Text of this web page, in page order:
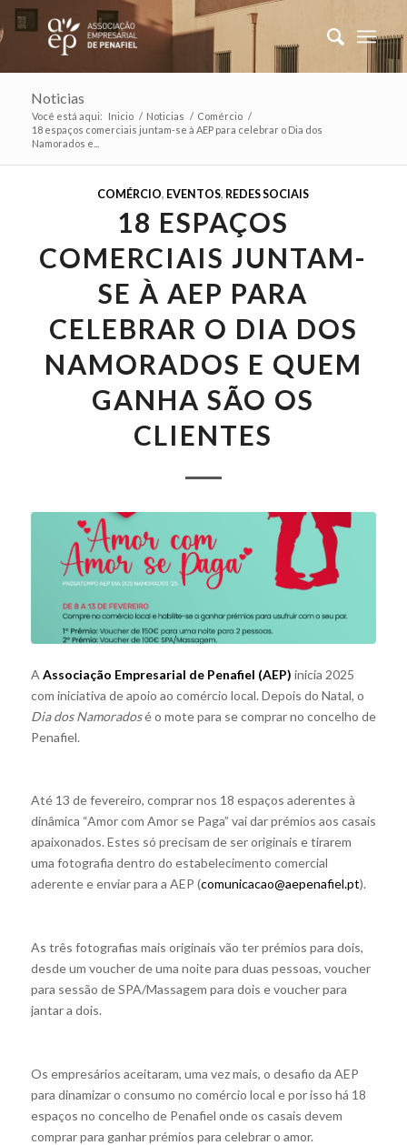
Noticias
Você está aqui: Inicio / Noticias / Comércio /
18 espaços comerciais juntam-se à AEP para celebrar o Dia dos
Namorados e...
COMÉRCIO, EVENTOS, REDES SOCIAIS
18 ESPAÇOS
COMERCIAIS JUNTAM-
SE À AEP PARA
CELEBRAR O DIA DOS
NAMORADOS E QUEM
GANHA SÃO OS
CLIENTES
A Associação Empresarial de Penafiel (AEP) inicia 2025
com iniciativa de apoio ao comércio local. Depois do Natal, o
Dia dos Namoradosé o mote para se comprar no concelho de
Penafiel.
Até 13 de fevereiro, comprar nos 18 espaços aderentes à
dinâmica “Amor com Amor se Paga” vai dar prémios aos casais
apaixonados. Estes só precisam de ser originais e tirarem
uma fotografia dentro do estabelecimento comercial
aderente e enviar para a AEP (comunicacao@aepenafiel.pt).
As três fotografias mais originais vão ter prémios para dois,
desde um voucher de uma noite para duas pessoas, voucher
para sessão de SPA/Massagem para dois e voucher para
jantar a dois.
Os empresários aceitaram, uma vez mais, o desafio da AEP
para dinamizar o consumo no comércio local e por isso há 18
espaços no concelho de Penafiel onde os casais devem
comprar para ganhar prémios para celebrar o amor.